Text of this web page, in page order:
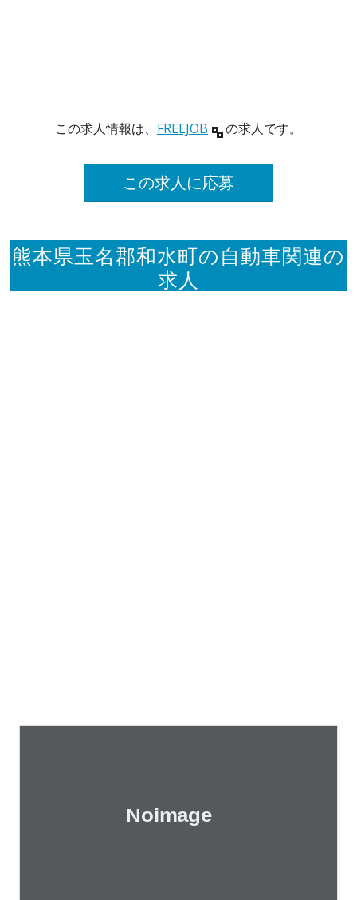
この求人情報は、 FREEJOB の求人です。
この求人に応募
熊本県玉名郡和水町の自動車関連の
求人